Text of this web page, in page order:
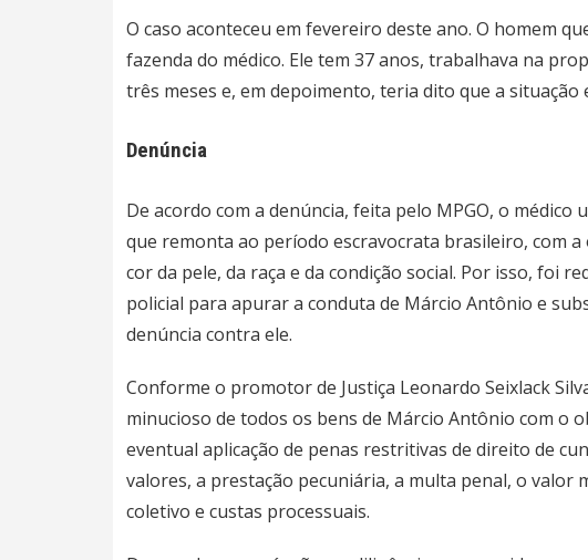
O caso aconteceu em fevereiro deste ano. O homem
fazenda do médico. Ele tem 37 anos, trabalhava na
três meses e, em depoimento, teria dito que a situação
Denúncia
De acordo com a denúncia, feita pelo MPGO, o
que remonta ao período escravocrata brasileiro, com
cor da pele, da raça e da condição social. Por isso, foi
policial para apurar a conduta de Márcio Antônio e
denúncia contra ele.
Conforme o promotor de Justiça Leonardo Seixlack
minucioso de todos os bens de Márcio Antônio com o
eventual aplicação de penas restritivas de direito de
valores, a prestação pecuniária, a multa penal, o valor
coletivo e custas processuais.